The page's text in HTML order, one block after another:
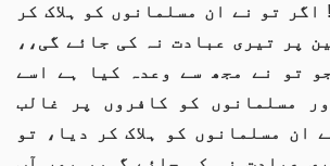
تو نے ان مسلمانوں کو ہلاک کر
پر تیری عبادت نہ کی جائے گی،،
تو نے مجھ سے وعدہ کیا ہے اسے
مسلمانوں کو کافروں پر غالب
ان مسلمانوں کو ہلاک کر دیا، تو